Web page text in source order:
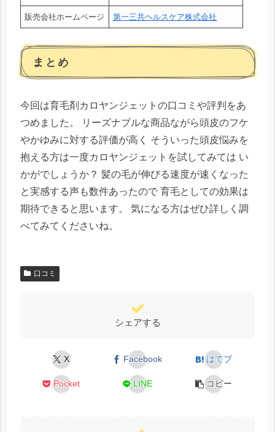
販売会社ホームページ 第一三共ヘルスケア株式会社
まとめ
今回は育毛剤カロヤンジェットの口コミや評判をあ
つめました。 リーズナブルな商品ながら頭皮のフケ
やかゆみに対する評価が高く そういった頭皮悩みを
抱える方は一度カロヤンジェットを試してみては い
かがでしょうか？ 髪の毛が伸びる速度が速くなった
と実感する声も数件あったので 育毛としての効果は
期待できると思います。 気になる方はぜひ詳しく調
べてみてくださいね。
口コミ
シェアする
X Facebook はてブ
Pocket LINE コピー